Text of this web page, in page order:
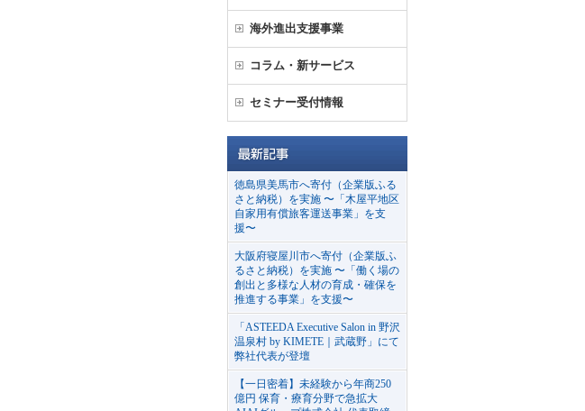
海外進出支援事業
コラム・新サービス
セミナー受付情報
徳島県美馬市へ寄付（企業版ふる
さと納税）を実施 〜「木屋平地区
自家用有償旅客運送事業」を支
援〜
大阪府寝屋川市へ寄付（企業版ふ
るさと納税）を実施 〜「働く場の
創出と多様な人材の育成・確保を
推進する事業」を支援〜
「ASTEEDA Executive Salon in 野沢
温泉村 by KIMETE｜武蔵野」にて
弊社代表が登壇
【一日密着】未経験から年商250
億円 保育・療育分野で急拡大